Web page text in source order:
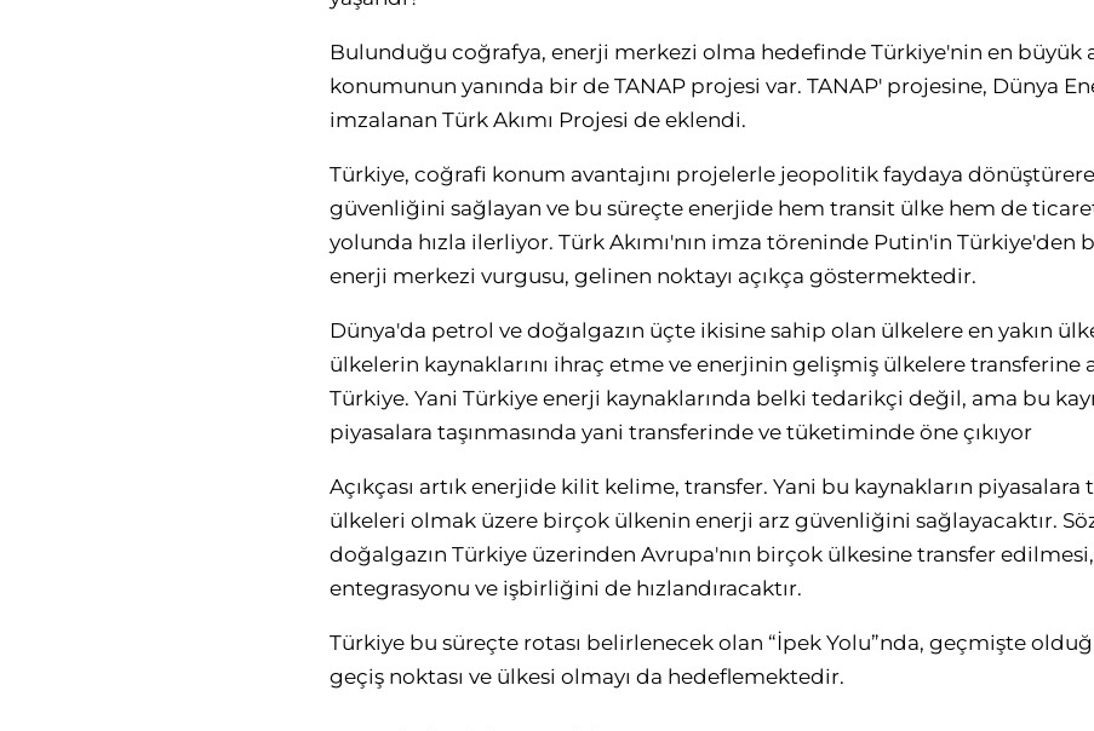
Bulunduğu coğrafya, enerji merkezi olma hedefinde Türkiye'nin en büyük
konumunun yanında bir de TANAP projesi var. TANAP' projesine, Dünya
imzalanan Türk Akımı Projesi de eklendi.
Türkiye, coğrafi konum avantajını projelerle jeopolitik faydaya
güvenliğini sağlayan ve bu süreçte enerjide hem transit ülke hem de
yolunda hızla ilerliyor. Türk Akımı'nın imza töreninde Putin'in Türkiye'den
enerji merkezi vurgusu, gelinen noktayı açıkça göstermektedir.
Dünya'da petrol ve doğalgazın üçte ikisine sahip olan ülkelere en yakın
ülkelerin kaynaklarını ihraç etme ve enerjinin gelişmiş ülkelere transferine
Türkiye. Yani Türkiye enerji kaynaklarında belki tedarikçi değil, ama bu
piyasalara taşınmasında yani transferinde ve tüketiminde öne çıkıyor
Açıkçası artık enerjide kilit kelime, transfer. Yani bu kaynakların piyasalara
ülkeleri olmak üzere birçok ülkenin enerji arz güvenliğini sağlayacaktır.
doğalgazın Türkiye üzerinden Avrupa'nın birçok ülkesine transfer
entegrasyonu ve işbirliğini de hızlandıracaktır.
Türkiye bu süreçte rotası belirlenecek olan “İpek Yolu”nda, geçmişte
geçiş noktası ve ülkesi olmayı da hedeflemektedir.